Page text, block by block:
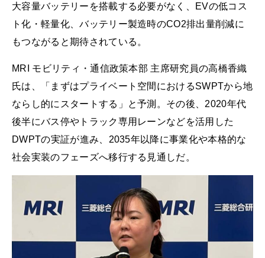
大容量バッテリーを搭載する必要がなく、EVの低コス
ト化・軽量化、バッテリー製造時のCO2排出量削減に
もつながると期待されている。
MRI モビリティ・通信政策本部 主席研究員の高橋香織
氏は、「まずはプライベート空間におけるSWPTから地
ならし的にスタートする」と予測。その後、2020年代
後半にバス停やトラック専用レーンなどを活用した
DWPTの実証が進み、2035年以降に事業化や本格的な
社会実装のフェーズへ移行する見通しだ。